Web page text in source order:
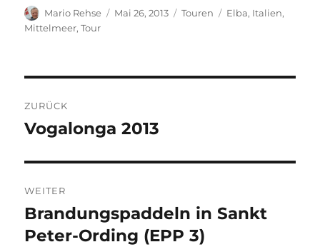
Autor
Mario Rehse
Veröffentlicht
Mai 26, 2013 Kategorien
Touren Schlagwörter
Elba, Italien,
Mittelmeer,Tour
ZURÜCK
Vorheriger
Vogalonga 2013
WEITER
Nächster
Beitrag:
Brandungspaddeln in Sankt
Peter-Ording (EPP 3)